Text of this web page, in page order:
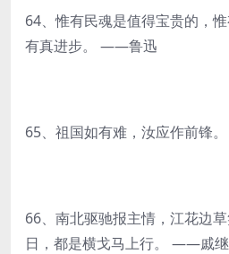
64、惟有民魂是值得宝贵的，
有真进步。 ——鲁迅
65、祖国如有难，汝应作前锋
66、南北驱驰报主情，江花边
日，都是横戈马上行。 ——戚